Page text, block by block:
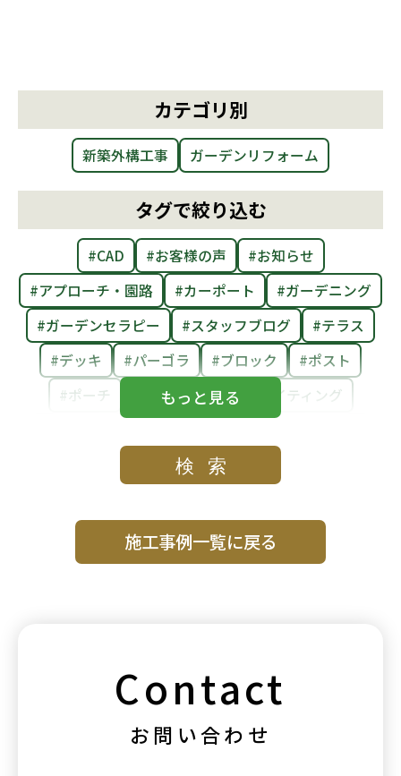
カテゴリ別
新築外構工事 ガーデンリフォーム
タグで絞り込む
#CAD #お客様の声
#お知らせ
#アプローチ・園路
#カーポート
#ガーデニング
#ガーデンセラピー
#スタッフブログ
#テラス
#デッキ
#パーゴラ #ブロック
#ポスト
#ポーチ
#メンテナンス
#ライティング
#物置・収納
#駐車場
施工事例一覧に戻る
Contact
お問い合わせ